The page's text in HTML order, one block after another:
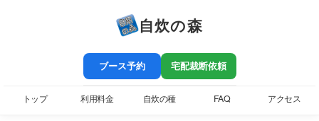
自炊の森
ブース予約 宅配裁断依頼
トップ 利用料金 自炊の種 FAQ アクセス